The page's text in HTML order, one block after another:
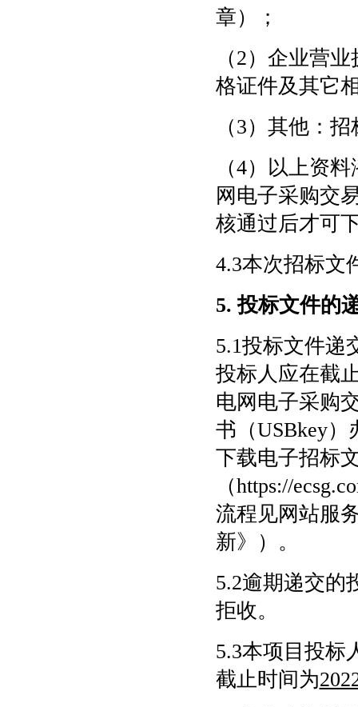
章）；
（2）企业营
格证件及其它
（3）其他：
（4）以上资料
网电子采购交
核通过后才可
4.3本次招标文
5. 投标文件的
5.1投标文件递
投标人应在截
电网电子采购
书（USBkey
下载电子招标
（https://
流程见网站服
新》）。
5.2逾期递交的
拒收。
5.3本项目投标
截止时间为